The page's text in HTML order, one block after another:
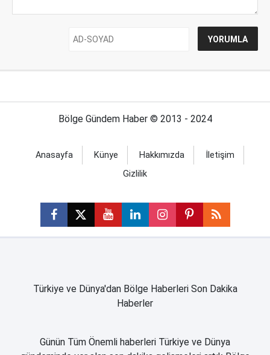
Bölge Gündem Haber © 2013 - 2024
Anasayfa Künye Hakkımızda
İletişim
Gizlilik
Türkiye ve Dünya'dan Bölge Haberleri Son Dakika
Haberler
Günün Tüm Önemli haberleri Türkiye ve Dünya